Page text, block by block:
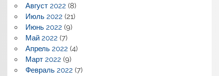
Август 2022 (8)
Июль 2022 (21)
Июнь 2022 (9)
Май 2022 (7)
Апрель 2022 (4)
Март 2022 (9)
Февраль 2022 (7)